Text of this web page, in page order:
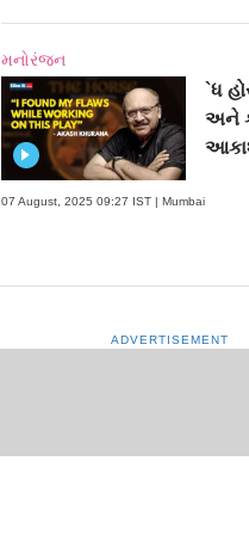
મનોરંજન
`ધ
અને
07 August, 2025 09:27 IST | Mumbai
ADVERTISEMENT